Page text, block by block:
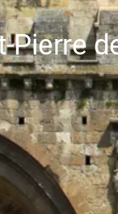
Pierre